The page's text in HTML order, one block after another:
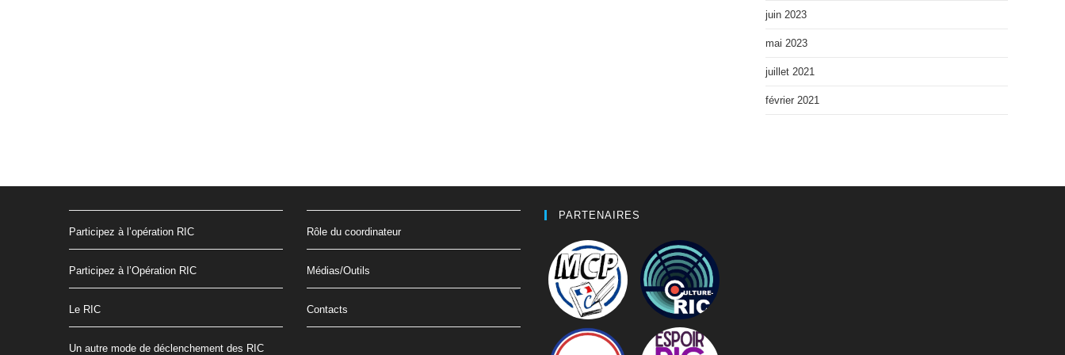
juin 2023
mai 2023
juillet 2021
février 2021
Participez à l’opération RIC
Participez à l’Opération RIC
Le RIC
Un autre mode de déclenchement des RIC
Rôle du coordinateur
Médias/Outils
Contacts
PARTENAIRES